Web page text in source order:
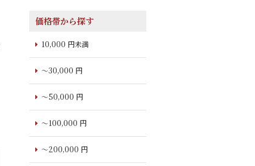
価格帯から探す
10,000 円未満
～30,000 円
～50,000 円
～100,000 円
～200,000 円